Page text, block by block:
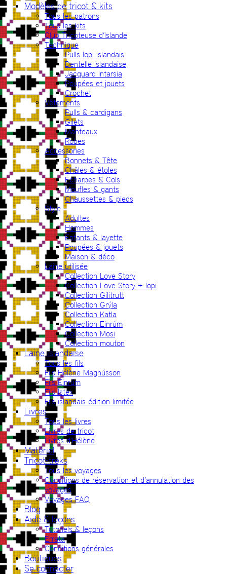
Modèles de tricot & kits
Tous les patrons
Tous les kits
Club Tricoteuse d’Islande
Technique
Pulls lopi islandais
Dentelle islandaise
Jacquard intarsia
Poupées et jouets
Crochet
Vêtements
Pulls & cardigans
Gilets
Manteaux
Robes
Accessories
Bonnets & Tête
Châles & étoles
Echarpes & Cols
Moufles & gants
Chaussettes & pieds
Style
Adultes
Hommes
Enfants & layette
Poupées & jouets
Maison & déco
Laine utilisée
Collection Love Story
Collection Love Story + lopi
Collection Gilitrutt
Collection Grýla
Collection Katla
Collection Einrúm
Collection Mosi
Collection mouton
Laine islandaise
Tous les fils
Fils Hélène Magnússon
Fils Einrúm
Fils Ístex
Fils islandais édition limitée
Livres
Tous les livres
Livres de tricot
Livres d’Hélène
Matériel
Tricot-treks
Tous les voyages
Conditions de réservation et d’annulation des
voyages
Voyages FAQ
Blog
Aide & leçons
Tutoriels & leçons
Errata
Conditions générales
Boutiques
Se connecter